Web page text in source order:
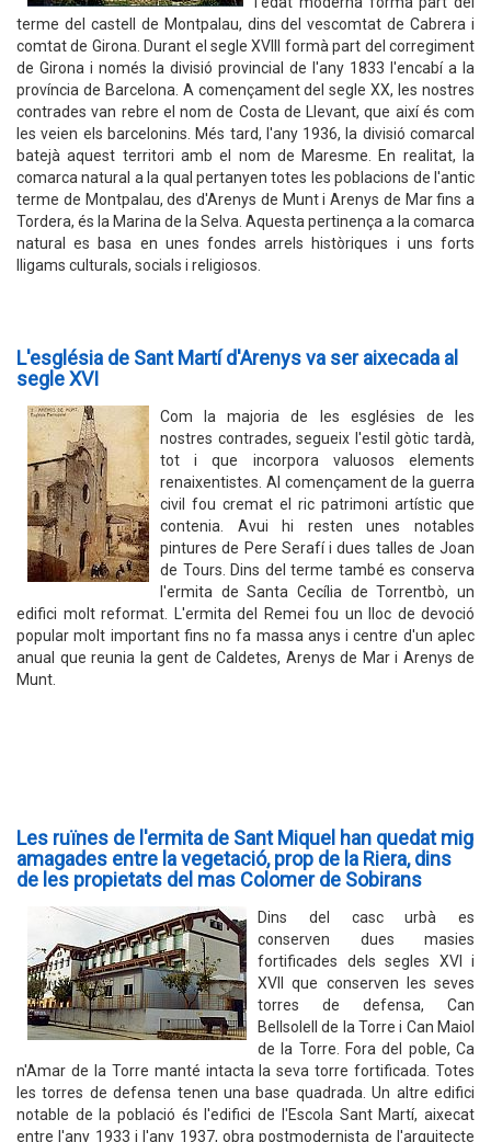
terme del castell de Montpalau, dins del vescomtat de Cabrera i
comtat de Girona. Durant el segle XVIII formà part del corregiment
de Girona i només la divisió provincial de l'any 1833 l'encabí a la
província de Barcelona. A començament del segle XX, les nostres
contrades van rebre el nom de Costa de Llevant, que així és com
les veien els barcelonins. Més tard, l'any 1936, la divisió comarcal
batejà aquest territori amb el nom de Maresme. En realitat, la
comarca natural a la qual pertanyen totes les poblacions de l'antic
terme de Montpalau, des d'Arenys de Munt i Arenys de Mar fins a
Tordera, és la Marina de la Selva. Aquesta pertinença a la comarca
natural es basa en unes fondes arrels històriques i uns forts
lligams culturals, socials i religiosos.
L'església de Sant Martí d'Arenys va ser aixecada al
segle XVI
Com la majoria de les esglésies de les
nostres contrades, segueix l'estil gòtic tardà,
tot i que incorpora valuosos elements
renaixentistes. Al començament de la guerra
civil fou cremat el ric patrimoni artístic que
contenia. Avui hi resten unes notables
pintures de Pere Serafí i dues talles de Joan
de Tours. Dins del terme també es conserva
l'ermita de Santa Cecília de Torrentbò, un
edifici molt reformat. L'ermita del Remei fou un lloc de devoció
popular molt important fins no fa massa anys i centre d'un aplec
anual que reunia la gent de Caldetes, Arenys de Mar i Arenys de
Munt.
Les ruïnes de l'ermita de Sant Miquel han quedat mig
amagades entre la vegetació, prop de la Riera, dins
de les propietats del mas Colomer de Sobirans
Dins del casc urbà es
conserven dues masies
fortificades dels segles XVI i
XVII que conserven les seves
torres de defensa, Can
Bellsolell de la Torre i Can Maiol
de la Torre. Fora del poble, Ca
n'Amar de la Torre manté intacta la seva torre fortificada. Totes
les torres de defensa tenen una base quadrada. Un altre edifici
notable de la població és l'edifici de l'Escola Sant Martí, aixecat
entre l'any 1933 i l'any 1937, obra postmodernista de l'arquitecte